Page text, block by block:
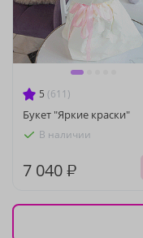
5 (611)
Букет "Яркие краски"
В наличии
7 040 ₽